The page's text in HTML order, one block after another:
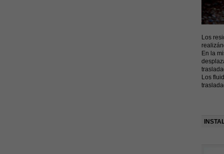
Los
En la
Los